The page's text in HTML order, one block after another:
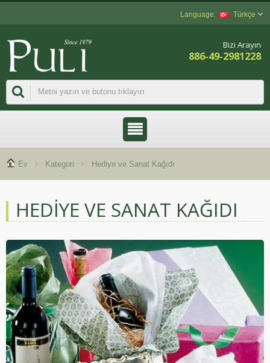
Türkçe
Bizi Arayın
886-49-2981228
Ev Kategori Hediye ve Sanat Kağıdı
HEDIYE VE SANAT KAĞIDI